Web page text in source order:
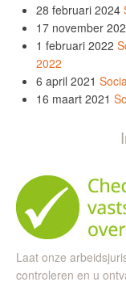
28 februari 2024
17 november
1 februari 2022
2022
6 april 2021
16 maart 2021
Laat onze
controleren en u